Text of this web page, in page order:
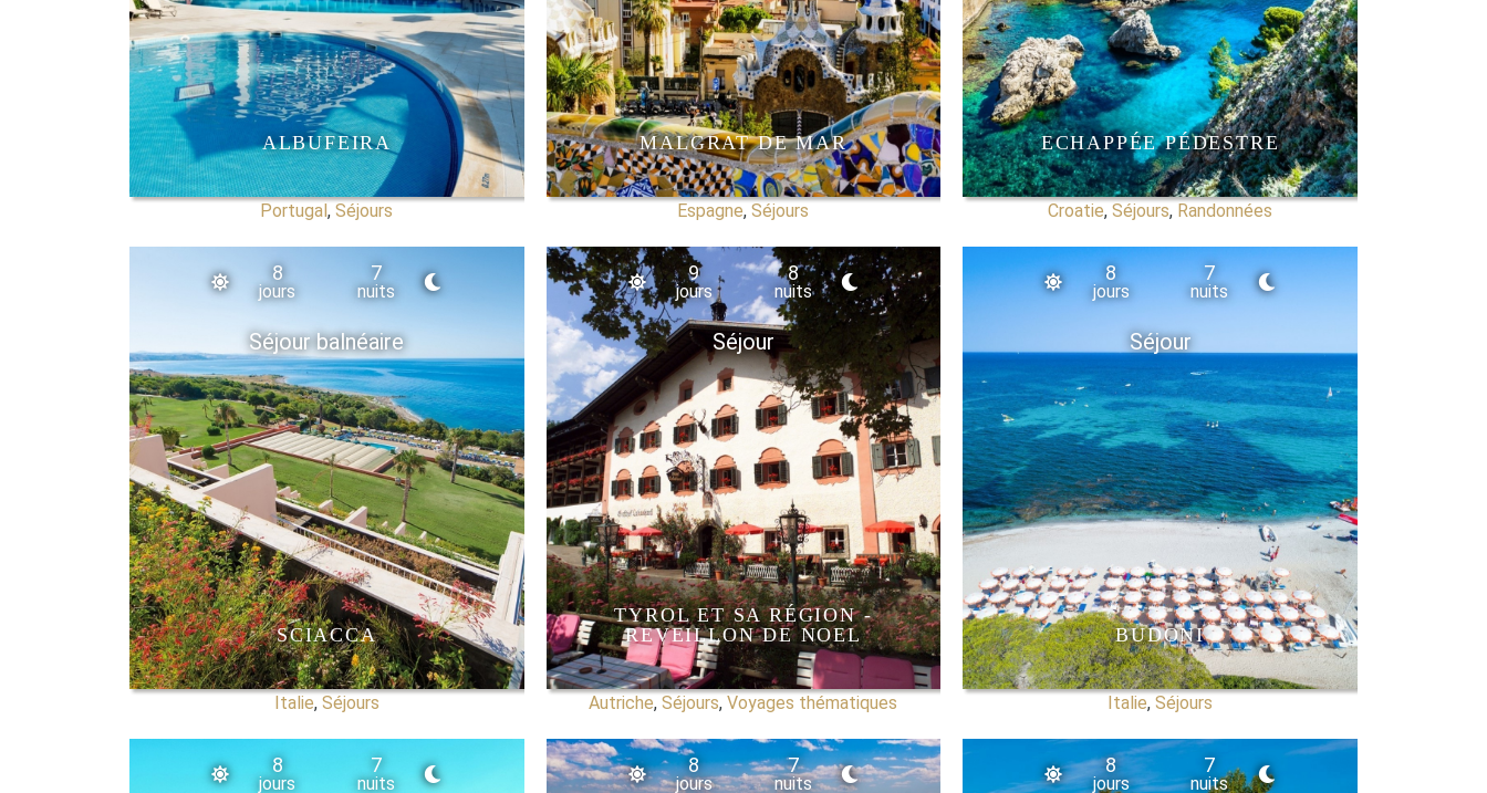
ALBUFEIRA
Portugal,Séjours
MALGRAT DE MAR
Espagne,Séjours
ECHAPPÉE PÉDESTRE
Croatie,Séjours, Randonnées
Séjour balnéaire
8
jours
7
nuits
SCIACCA
Italie, Séjours
Séjour
9
jours
8
nuits
TYROL ET SA RÉGION -
REVEILLON DE NOEL
Autriche,Séjours,Voyages thématiques
Séjour
8
jours
7
nuits
BUDONI
Italie,Séjours
8
jours
7
nuits
8
jours
7
nuits
8
jours
7
nuits